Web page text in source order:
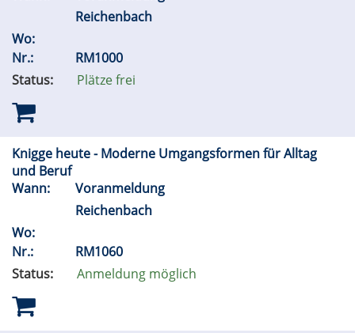
Reichenbach
Wo:
Nr.:
RM1000
Status:
Plätze frei
Knigge heute - Moderne Umgangsformen für Alltag
und Beruf
Wann:
Voranmeldung
Reichenbach
Wo:
Nr.:
RM1060
Status:
Anmeldung möglich